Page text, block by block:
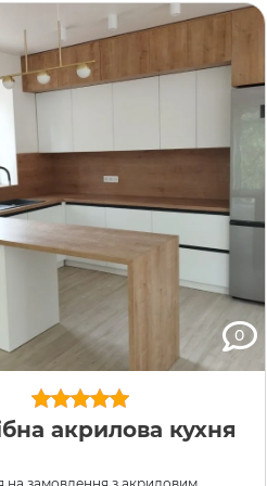
MULLER. Висувні шухляди
0
акрилова кухня